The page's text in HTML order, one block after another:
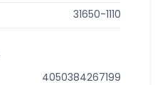
31650-1110
4050384267199